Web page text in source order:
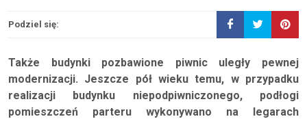
Podziel się:
Także budynki pozbawione piwnic uległy pewnej
modernizacji. Jeszcze pół wieku temu, w przypadku
realizacji budynku niepodpiwniczonego, podłogi
pomieszczeń parteru wykonywano na legarach